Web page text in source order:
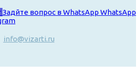
Задйте вопрос в WhatsApp WhatsApp
info@vizarti.ru